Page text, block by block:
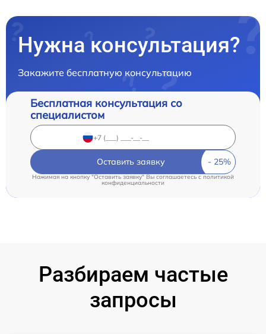
Нужна консультация?
Закажите бесплатную консультацию
Бесплатная консультация со
специалистом
Оставить заявку
Нажимая на кнопку "Оставить заявку" Вы соглашаетесь cполитикой
конфиденциальности
Разбираем частые
запросы